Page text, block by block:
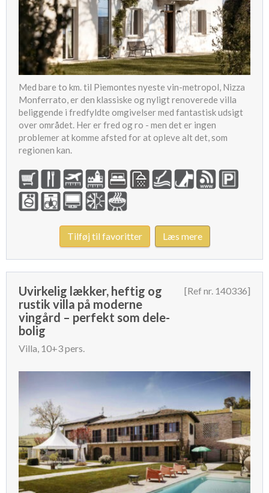
Med bare to km. til Piemontes nyeste vin-metropol, Nizza
Monferrato, er den klassiske og nyligt renoverede villa
beliggende i fredfyldte omgivelser med fantastisk udsigt
over området. Her er fred og ro - men det er ingen
problemer at komme afsted for at opleve alt det, som
regionen kan.
Tilføj til favoritter Læs mere
Uvirkelig lækker, heftig og
rustik villa på moderne
vingård – perfekt som dele-
bolig
Villa, 10+3 pers.
[Ref nr. 140336]